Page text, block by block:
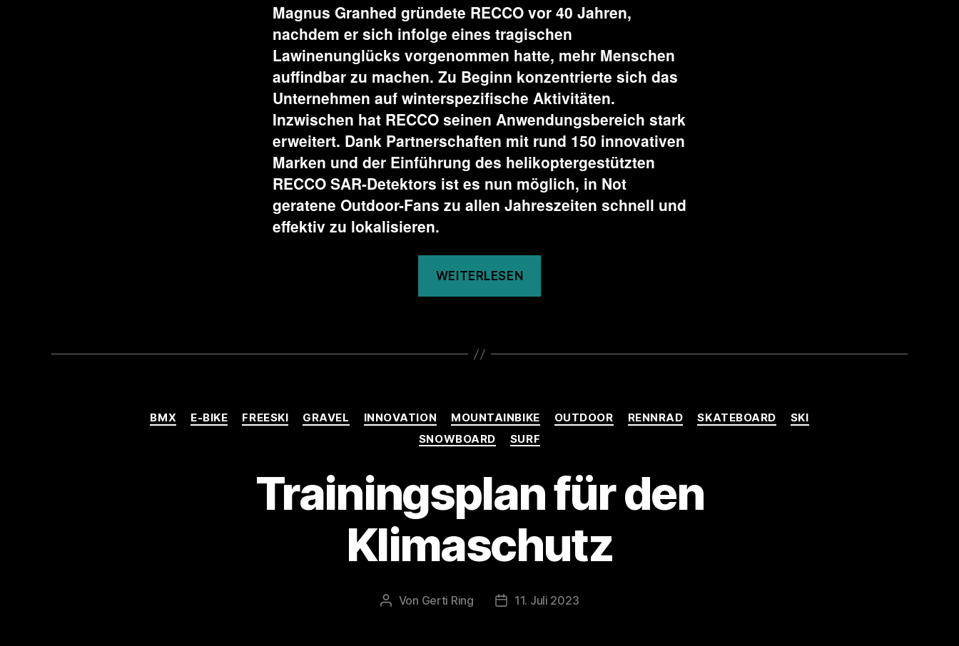
Magnus Granhed gründete RECCO vor 40 Jahren,
nachdem er sich infolge eines tragischen
Lawinenunglücks vorgenommen hatte, mehr Menschen
auffindbar zu machen. Zu Beginn konzentrierte sich das
Unternehmen auf winterspezifische Aktivitäten.
Inzwischen hat RECCO seinen Anwendungsbereich stark
erweitert. Dank Partnerschaften mit rund 150 innovativen
Marken und der Einführung des helikoptergestützten
RECCO SAR-Detektors ist es nun möglich, in Not
geratene Outdoor-Fans zu allen Jahreszeiten schnell und
effektiv zu lokalisieren.
WEITERLESEN
die
Kategorien
BMX E-BIKE FREESKI GRAVEL INNOVATION MOUNTAINBIKE OUTDOOR RENNRAD SKATEBOARD
SKI
SNOWBOARD
SURF
Trainingsplan für den
Klimaschutz
Beitragsautor
Von Gerti Ring Veröffentlichungsdatum
11. Juli 2023